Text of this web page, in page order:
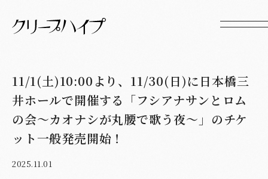
11/1(土)10:00より、11/30(日)に日本橋三
井ホールで開催する「フシアナサンとロム
の会〜カオナシが丸腰で歌う夜〜」のチケ
ット一般発売開始！
2025.11.01